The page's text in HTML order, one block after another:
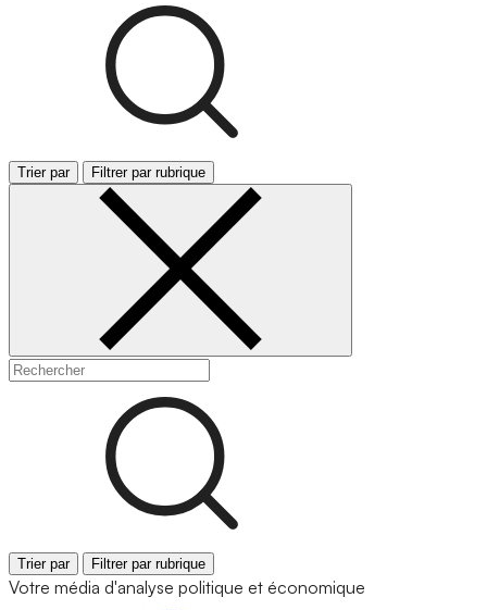
Trier par Filtrer par rubrique
Trier par Filtrer par rubrique
Votre média d'analyse politique et économique